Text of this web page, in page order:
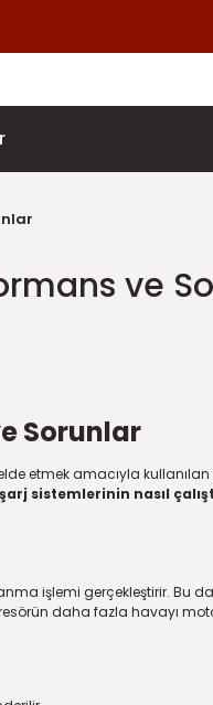
ve
Sorunlar
etmek amacıyla
sistemlerinin nasıl
işlemi gerçekleştirir. Bu da
daha fazla havayı